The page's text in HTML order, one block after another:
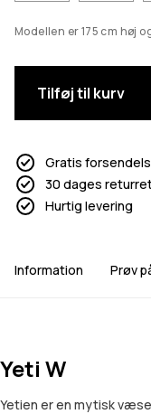
Modellen er 175 cm høj
Tilføj til kurv
Gratis
30 dages
Hurtig levering
Information Prøv
Yeti W
Yetien er en mytisk